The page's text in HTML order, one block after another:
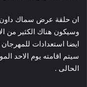
وسيكون هناك الكثير من
الحالى .